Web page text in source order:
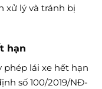
xử lý và tránh bị
hạn
phép lái xe hết hạn
số 100/2019/NĐ-